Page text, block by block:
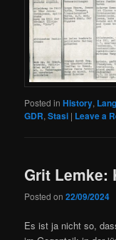
Posted in History,
GDR,Stasi | Leave a
Grit Lemke:
Posted on22/09/2024
Es ist ja nicht so,